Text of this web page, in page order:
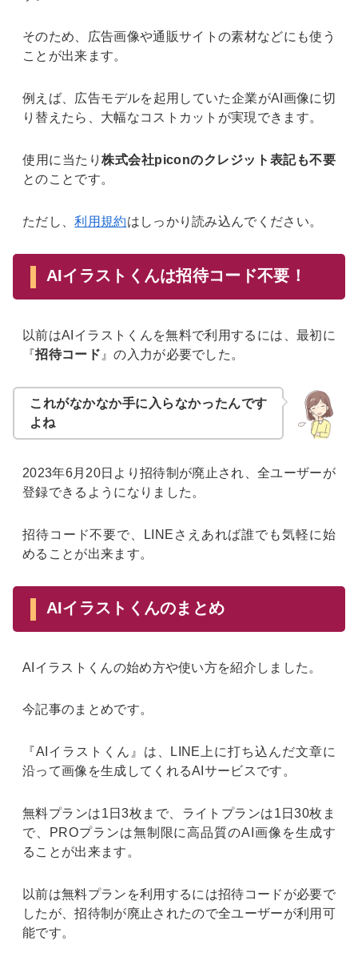
そのため、広告画像や通販サイトの素材などにも使う
ことが出来ます。
例えば、広告モデルを起用していた企業がAI画像に切
り替えたら、大幅なコストカットが実現できます。
使用に当たり株式会社piconのクレジット表記も不要
とのことです。
ただし、利用規約はしっかり読み込んでください。
AIイラストくんは招待コード不要！
以前はAIイラストくんを無料で利用するには、最初に
『招待コード 』の入力が必要でした。
これがなかなか手に入らなかったんです
よね
2023年6月20日より招待制が廃止され、全ユーザーが
登録できるようになりました。
招待コード不要で、LINEさえあれば誰でも気軽に始
めることが出来ます。
AIイラストくんのまとめ
AIイラストくんの始め方や使い方を紹介しました。
今記事のまとめです。
『AIイラストくん』は、LINE上に打ち込んだ文章に
沿って画像を生成してくれるAIサービスです。
無料プランは1日3枚まで、ライトプランは1日30枚ま
で、PROプランは無制限に高品質のAI画像を生成す
ることが出来ます。
以前は無料プランを利用するには招待コードが必要で
したが、招待制が廃止されたので全ユーザーが利用可
能です。